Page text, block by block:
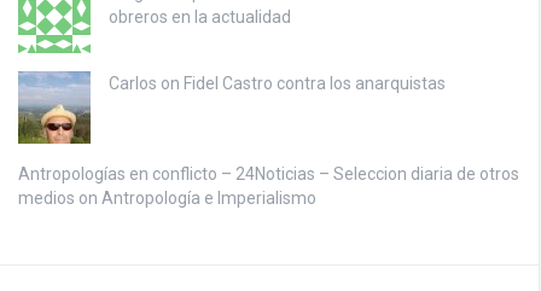
obreros en la actualidad
Carlos on Fidel Castro contra los anarquistas
Antropologías en conflicto – 24Noticias – Seleccion diaria de otros
medios on Antropología e Imperialismo